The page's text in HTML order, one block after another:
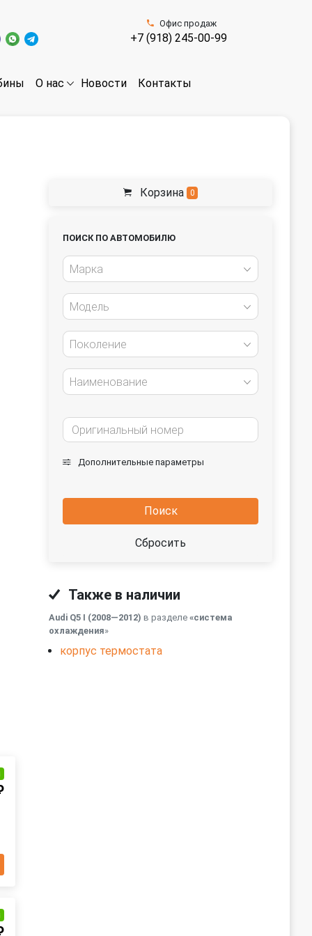
Офис продаж
+7 (918) 245-00-99
О нас Новости Контакты
Корзина 0
ПОИСК ПО АВТОМОБИЛЮ
Марка
Модель
Поколение
Наименование
Дополнительные параметры
Поиск
Сбросить
Также в наличии
Audi Q5 I (2008—2012) в разделе «система
охлаждения»
корпус термостата